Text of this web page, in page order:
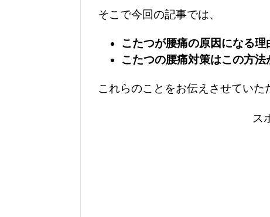
そこで今回の記事では、
こたつが腰痛の原因になる理
こたつの腰痛対策はこの方法
これらのことをお伝えさせていた
ス